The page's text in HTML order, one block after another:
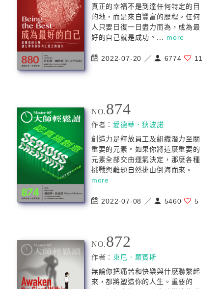
真正的幸福不是到達任何特定的目
的地，而是來自豐富的歷程。任何
人只要日復一日盡力而為，成為最
好的自己就是成功。... more
2022-07-20 ／ 6774 11
NO.874
作者： 愛德華．狄波諾
創造力是釋放員工及組織潛力至關
重要的元素。如果你將這麼重要的
元素全部交由運氣決定，那麼各種
挑戰與難題自然排山倒海而來。...
more
2022-07-08 ／ 5460 5
NO.872
作者： 東尼．羅賓斯
無論你把痛苦和快樂與什麽聯繫起
來，都將塑造你的人生。重要的